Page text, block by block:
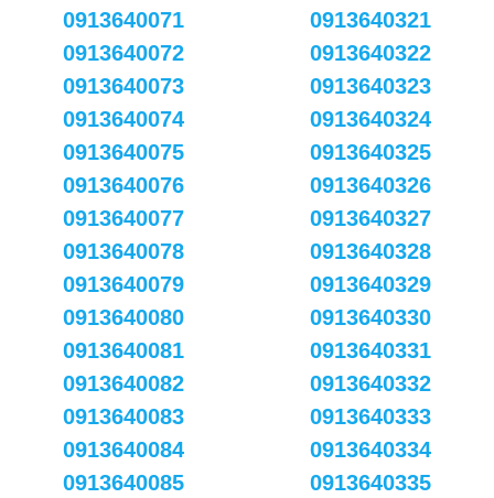
0913640071
0913640072
0913640073
0913640074
0913640075
0913640076
0913640077
0913640078
0913640079
0913640080
0913640081
0913640082
0913640083
0913640084
0913640085
0913640321
0913640322
0913640323
0913640324
0913640325
0913640326
0913640327
0913640328
0913640329
0913640330
0913640331
0913640332
0913640333
0913640334
0913640335